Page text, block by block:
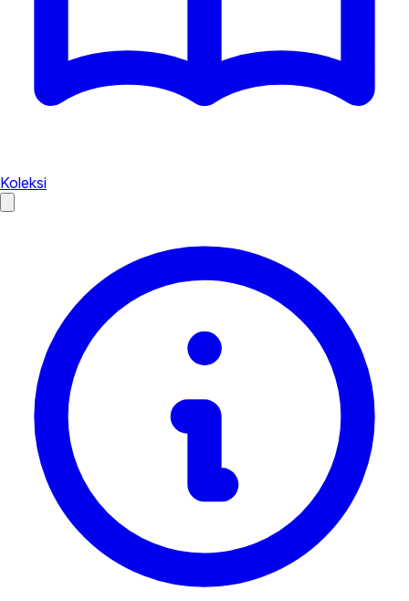
Koleksi